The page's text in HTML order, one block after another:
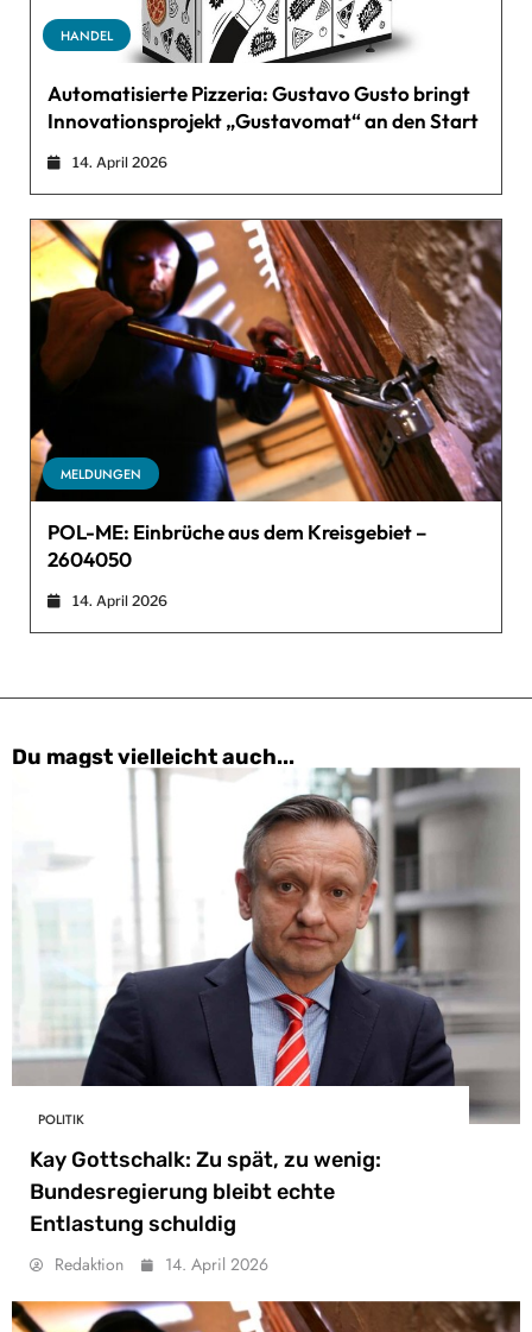
HANDEL
Automatisierte Pizzeria: Gustavo Gusto bringt
Innovationsprojekt „Gustavomat“ an den Start
14. April 2026
MELDUNGEN
POL-ME: Einbrüche aus dem Kreisgebiet –
2604050
14. April 2026
Du magst vielleicht auch...
POLITIK
Kay Gottschalk: Zu spät, zu wenig:
Bundesregierung bleibt echte
Entlastung schuldig
Redaktion 14. April 2026